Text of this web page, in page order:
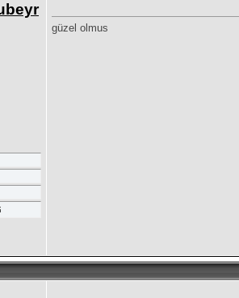
güzel olmus